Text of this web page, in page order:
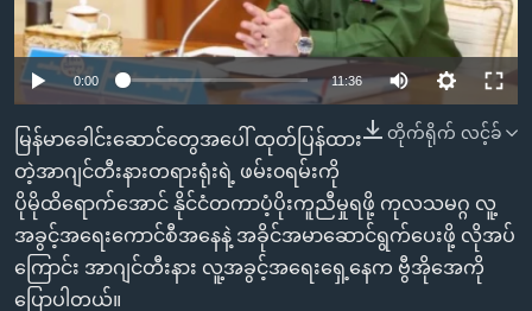
ပင်မ
အ
ညွန်း
စာမျက်နှာ
သို့
ကျော်
ကြည့်
ရှာဖွေ
ရုပ်ရှင်ထဲက အင်္ဂလိပ်စာ
သုတပဒေသာ အင်္ဂလိပ်စာ
တီဗွီ
ရေဒီယို/တီဗွီအစီအစဉ်
Learning English
ဗွီအိုအေ လူမှုကွန်ယက်များ
ဘာသာစကားများ
Auto 240p 360p 480p
720p 1080p
0:00 11:36 Auto
240p
480p
720p
တိုက်ရိုက် လင့်ခ်
မြန်မာခေါင်းဆောင်တွေအပေါ် ထုတ်ပြန်ထား
တဲ့အာဂျင်တီးနားတရားရုံးရဲ့ ဖမ်း၀ရမ်းကို
ပိုမိုထိရောက်အောင် နိုင်ငံတကာပံ့ပိုးကူညီမှုရဖို့ ကုလသမဂ္ဂ လူ့
အခွင့်အရေးကောင်စီအနေနဲ့ အခိုင်အမာဆောင်ရွက်ပေးဖို့ လိုအပ်
ကြောင်း အာဂျင်တီးနား လူ့အခွင့်အရေးရှေ့နေက ဗွီအိုအေကို
ပြောပါတယ်။